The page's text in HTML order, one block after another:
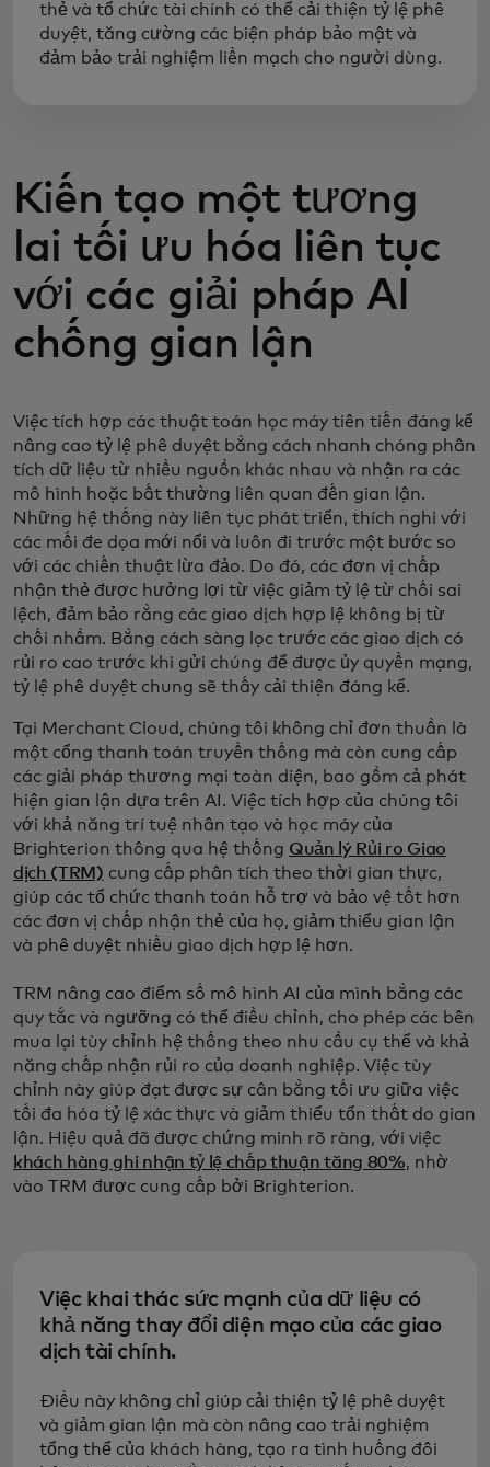
thẻ và tổ chức tài chính có thể cải thiện tỷ lệ phê
duyệt, tăng cường các biện pháp bảo mật và
đảm bảo trải nghiệm liền mạch cho người dùng.
Kiến tạo một tương
lai tối ưu hóa liên tục
với các giải pháp AI
chống gian lận
Việc tích hợp các thuật toán học máy tiên tiến đáng kể
nâng cao tỷ lệ phê duyệt bằng cách nhanh chóng phân
tích dữ liệu từ nhiều nguồn khác nhau và nhận ra các
mô hình hoặc bất thường liên quan đến gian lận.
Những hệ thống này liên tục phát triển, thích nghi với
các mối đe dọa mới nổi và luôn đi trước một bước so
với các chiến thuật lừa đảo. Do đó, các đơn vị chấp
nhận thẻ được hưởng lợi từ việc giảm tỷ lệ từ chối sai
lệch, đảm bảo rằng các giao dịch hợp lệ không bị từ
chối nhầm. Bằng cách sàng lọc trước các giao dịch có
rủi ro cao trước khi gửi chúng để được ủy quyền mạng,
tỷ lệ phê duyệt chung sẽ thấy cải thiện đáng kể.
Tại Merchant Cloud, chúng tôi không chỉ đơn thuần là
một cổng thanh toán truyền thống mà còn cung cấp
các giải pháp thương mại toàn diện, bao gồm cả phát
hiện gian lận dựa trên AI. Việc tích hợp của chúng tôi
với khả năng trí tuệ nhân tạo và học máy của
Brighterion thông qua hệ thống Quản lý Rủi ro Giao
dịch (TRM) cung cấp phân tích theo thời gian thực,
giúp các tổ chức thanh toán hỗ trợ và bảo vệ tốt hơn
các đơn vị chấp nhận thẻ của họ, giảm thiểu gian lận
và phê duyệt nhiều giao dịch hợp lệ hơn.
TRM nâng cao điểm số mô hình AI của mình bằng các
quy tắc và ngưỡng có thể điều chỉnh, cho phép các bên
mua lại tùy chỉnh hệ thống theo nhu cầu cụ thể và khả
năng chấp nhận rủi ro của doanh nghiệp. Việc tùy
chỉnh này giúp đạt được sự cân bằng tối ưu giữa việc
tối đa hóa tỷ lệ xác thực và giảm thiểu tổn thất do gian
lận. Hiệu quả đã được chứng minh rõ ràng, với việc
khách hàng ghi nhận tỷ lệ chấp thuận tăng 80%, nhờ
vào TRM được cung cấp bởi Brighterion.
Việc khai thác sức mạnh của dữ liệu có
khả năng thay đổi diện mạo của các giao
dịch tài chính.
Điều này không chỉ giúp cải thiện tỷ lệ phê duyệt
và giảm gian lận mà còn nâng cao trải nghiệm
tổng thể của khách hàng, tạo ra tình huống đôi